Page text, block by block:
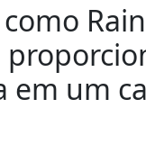
em um